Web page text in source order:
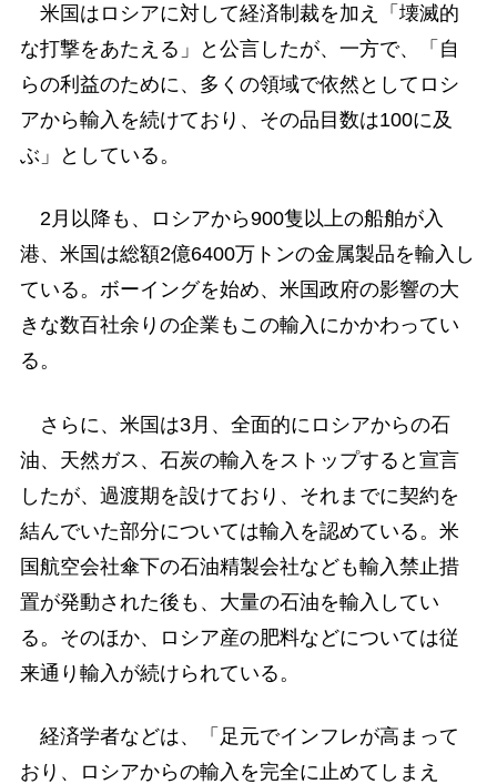
米国はロシアに対して経済制裁を加え「壊滅的
な打撃をあたえる」と公言したが、一方で、「自
らの利益のために、多くの領域で依然としてロシ
アから輸入を続けており、その品目数は100に及
ぶ」としている。
2月以降も、ロシアから900隻以上の船舶が入
港、米国は総額2億6400万トンの金属製品を輸入し
ている。ボーイングを始め、米国政府の影響の大
きな数百社余りの企業もこの輸入にかかわってい
る。
さらに、米国は3月、全面的にロシアからの石
油、天然ガス、石炭の輸入をストップすると宣言
したが、過渡期を設けており、それまでに契約を
結んでいた部分については輸入を認めている。米
国航空会社傘下の石油精製会社なども輸入禁止措
置が発動された後も、大量の石油を輸入してい
る。そのほか、ロシア産の肥料などについては従
来通り輸入が続けられている。
経済学者などは、「足元でインフレが高まって
おり、ロシアからの輸入を完全に止めてしまえ